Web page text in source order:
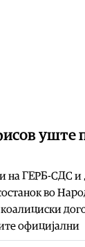
уште
на ГЕРБ-СДС и
во
официјални